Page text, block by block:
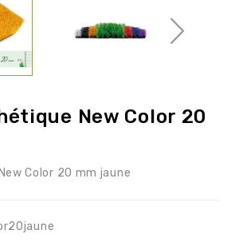
New Color 20
Color 20 mm jaune